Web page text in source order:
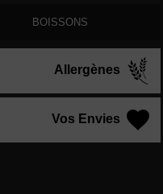
BOISSONS
Allergènes
Vos Envies